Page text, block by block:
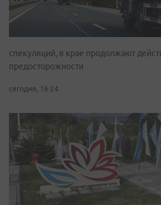
спекуляций, в крае продолжают
предосторожности
сегодня, 16:24